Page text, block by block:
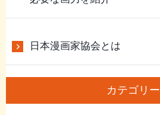
日本漫画家協会とは
カテゴリー